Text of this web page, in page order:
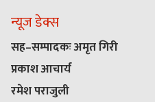
न्यूज डेक्स
सह–सम्पादकः अमृत गिरी
प्रकाश आचार्य
रमेश पराजुली